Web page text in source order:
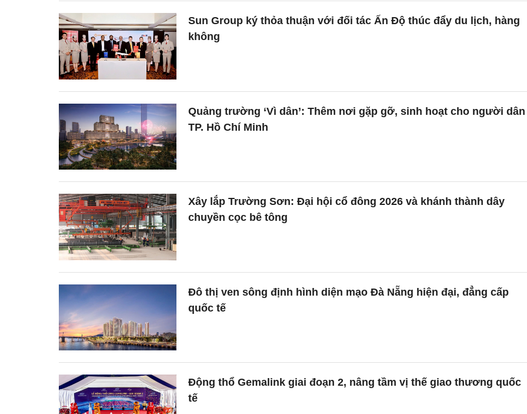
Sun Group ký thỏa thuận với đối tác Ấn Độ thúc đẩy du lịch, hàng
không
Quảng trường ‘Vì dân’: Thêm nơi gặp gỡ, sinh hoạt cho người dân
TP. Hồ Chí Minh
Xây lắp Trường Sơn: Đại hội cổ đông 2026 và khánh thành dây
chuyền cọc bê tông
Đô thị ven sông định hình diện mạo Đà Nẵng hiện đại, đẳng cấp
quốc tế
Động thổ Gemalink giai đoạn 2, nâng tầm vị thế giao thương quốc
tế